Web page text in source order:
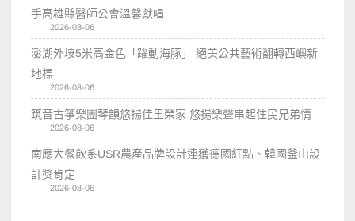
手高雄縣醫師公會溫馨獻唱
2026-08-06
澎湖外垵5米高金色「躍動海豚」 絕美公共藝術翻轉西嶼新
地標
2026-08-06
筑音古箏樂團琴韻悠揚佳里榮家 悠揚樂聲串起住民兄弟情
2026-08-06
南應大餐飲系USR農產品牌設計連獲德國紅點、韓國釜山設
計獎肯定
2026-08-06